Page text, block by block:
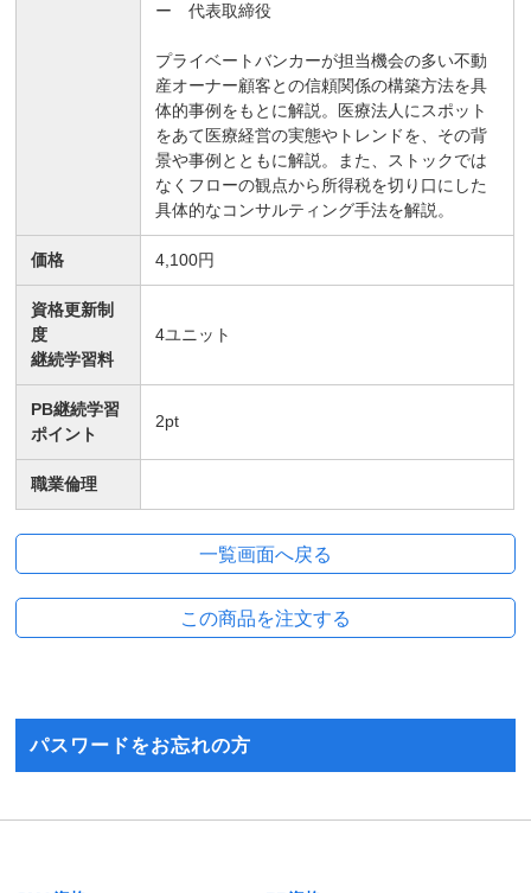
ー 代表取締役
プライベートバンカーが担当機会の多い不動
産オーナー顧客との信頼関係の構築方法を具
体的事例をもとに解説。医療法人にスポット
をあて医療経営の実態やトレンドを、その背
景や事例とともに解説。また、ストックでは
なくフローの観点から所得税を切り口にした
具体的なコンサルティング手法を解説。
価格 4,100円
資格更新制
度
継続学習料
4ユニット
PB継続学習
ポイント
2pt
職業倫理
パスワードをお忘れの方